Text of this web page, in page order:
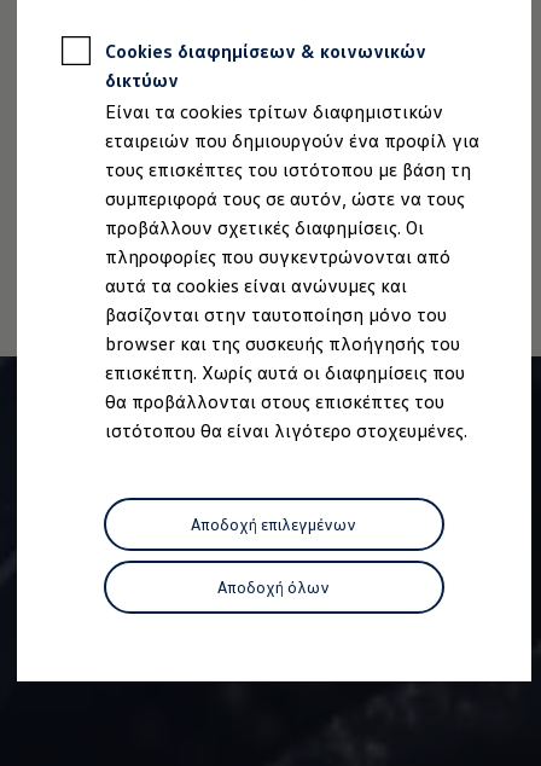
Cookies διαφημίσεων & κοινωνικών
δικτύων
Είναι τα cookies τρίτων διαφημιστικών
εταιρειών που δημιουργούν ένα προφίλ για
τους επισκέπτες του ιστότοπου με βάση τη
συμπεριφορά τους σε αυτόν, ώστε να τους
προβάλλουν σχετικές διαφημίσεις. Οι
πληροφορίες που συγκεντρώνονται από
αυτά τα cookies είναι ανώνυμες και
βασίζονται στην ταυτοποίηση μόνο του
browser και της συσκευής πλοήγησής του
επισκέπτη. Χωρίς αυτά οι διαφημίσεις που
θα προβάλλονται στους επισκέπτες του
ιστότοπου θα είναι λιγότερο στοχευμένες.
Αποδοχή επιλεγμένων
Αποδοχή όλων
Εφαρμογές Volkswagen, σύνδεση και
Σύνδεση κινητού τηλεφώνου και οχήματος
We Charge - Υπηρεσία Φόρτισης
Πληροφορίες Πελάτη
Ανακύκλωση & Επιστροφή
Ανακλήσεις ασφαλείας και Τεχνικά μέτρα
Προειδοποιητικές και ενδεικτικές λυχνίες
Eνημερώσεις λογισμικού
Digital Manual - Ψηφιακό εγχειρίδιο
XTL diesel fuel
Υπηρεσίες Volkswagen
Υπηρεσίες Volkswagen Click@Service
Pick Up & Delivery
Φροντίδα Clean Plus
Επαγγελματικά Οχήματα Volkswagen
Συντήρηση & Επισκευή Επαγγελματικών
Σημαντικές πληροφορίες
Εγγύηση Επαγγελματικών Volkswagen
Εξουσιοδοτημένο Δίκτυο Volkswagen
Αστυπάλαια: Κίνητρα Επιδότησης
Volkswagen Bulli - 75 Χρόνια Κληρονομιάς
Bulli magazine
VW Bus History
Νομική Σημείωση Προστασία Δεδομένων
Imprint
Πολιτική cookies
Άδειες Χρήσης Τρίτων
Πληροφορίες Ασφαλείας Προϊόντων
Volkswagen AG (Στοιχεία έκδοσης και νομικά κείμενα)
Δήλωση Προσβασιμότητας
Πληροφορίες για την Προσβασιμότητα
EU Data Act
Ανάκληση Ψηφιακών υπηρεσιών